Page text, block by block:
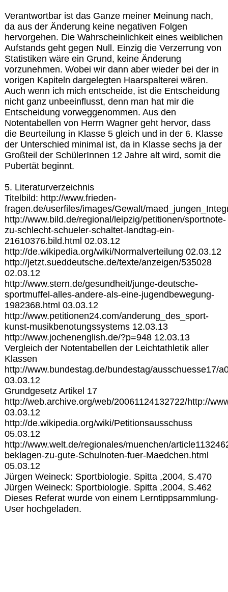
Verantwortbar ist das Ganze meiner Meinung nach,
da aus der Änderung keine negativen Folgen
hervorgehen. Die Wahrscheinlichkeit eines weiblichen
Aufstands geht gegen Null. Einzig die Verzerrung von
Statistiken wäre ein Grund, keine Änderung
vorzunehmen. Wobei wir dann aber wieder bei der in
vorigen Kapiteln dargelegten Haarspalterei wären.
Auch wenn ich mich entscheide, ist die Entscheidung
nicht ganz unbeeinflusst, denn man hat mir die
Entscheidung vorweggenommen. Aus den
Notentabellen von Herrn Wagner geht hervor, dass
die Beurteilung in Klasse 5 gleich und in der 6. Klasse
der Unterschied minimal ist, da in Klasse sechs ja der
Großteil der SchülerInnen 12 Jahre alt wird, somit die
Pubertät beginnt.
5. Literaturverzeichnis
Titelbild: http://www.frieden-
fragen.de/userfiles/images/Gewalt/
http://www.bild.de/regional/leipzig/petitionen/sportnote-
zu-schlecht-schueler-schaltet-landtag-ein-
21610376.bild.html 02.03.12
http://de.wikipedia.org/wiki/Normalverteilung 02.03.12
http://jetzt.sueddeutsche.de/texte/anzeigen/535028
02.03.12
http://www.stern.de/gesundheit/junge-deutsche-
sportmuffel-alles-andere-als-eine-jugendbewegung-
1982368.html 03.03.12
http://www.petitionen24.com/anderung_des_sport-
kunst-musikbenotungssystems 12.03.13
http://www.jochenenglish.de/?p=948 12.03.13
Vergleich der Notentabellen der Leichtathletik aller
Klassen
http://www.bundestag.de/bundestag/ausschuesse17/
03.03.12
Grundgesetz Artikel 17
http://web.archive.org/web/20061124132722/http://
03.03.12
http://de.wikipedia.org/wiki/Petitionsausschuss
05.03.12
http://www.welt.de/regionales/muenchen/
beklagen-zu-gute-Schulnoten-fuer-Maedchen.html
05.03.12
Jürgen Weineck: Sportbiologie. Spitta ,2004, S.470
Jürgen Weineck: Sportbiologie. Spitta ,2004, S.462
Dieses Referat wurde von einem Lerntippsammlung-
User hochgeladen.